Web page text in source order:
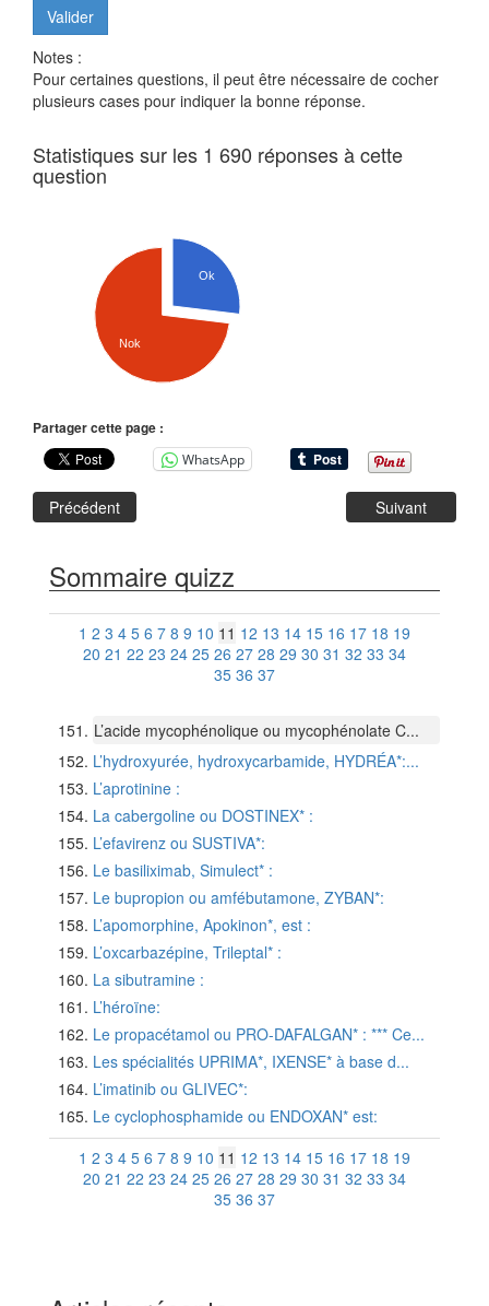
Notes :
Pour certaines questions, il peut être nécessaire de cocher
plusieurs cases pour indiquer la bonne réponse.
Statistiques sur les 1 690 réponses à cette
question
Ok
Nok
Partager cette page :
WhatsApp
Précédent Suivant
Sommaire quizz
1 2 3 4 5 6 7 8 9 10 11 12 13 14 15 16 17 18 19
20 21 22 23 24 25 26 27 28 29 30 31 32 33 34
35 36 37
L’acide mycophénolique ou mycophénolate C...
L’hydroxyurée, hydroxycarbamide, HYDRÉA*:...
L’aprotinine :
La cabergoline ou DOSTINEX* :
L’efavirenz ou SUSTIVA*:
Le basiliximab, Simulect* :
Le bupropion ou amfébutamone, ZYBAN*:
L’apomorphine, Apokinon*, est :
L’oxcarbazépine, Trileptal* :
La sibutramine :
L’héroïne:
Le propacétamol ou PRO-DAFALGAN* : *** Ce...
Les spécialités UPRIMA*, IXENSE* à base d...
L’imatinib ou GLIVEC*:
Le cyclophosphamide ou ENDOXAN* est:
1 2 3 4 5 6 7 8 9 10 11 12 13 14 15 16 17 18 19
20 21 22 23 24 25 26 27 28 29 30 31 32 33 34
35 36 37